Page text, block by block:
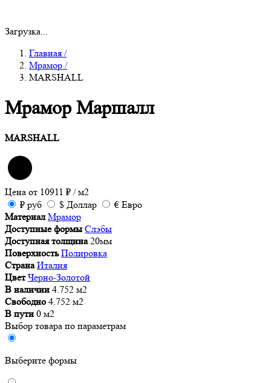
Загрузка...
Главная /
Мрамор /
MARSHALL
Мрамор Маршалл
MARSHALL
Цена от 10911 ₽ / м2
₽ руб $ Доллар € Евро
Материал Мрамор
Доступные формы Слэбы
Доступная толщина 20мм
Поверхность Полировка
Страна Италия
Цвет Черно-Золотой
В наличии 4.752 м2
Свободно 4.752 м2
В пути 0 м2
Выбор товара по параметрам
Выберите формы